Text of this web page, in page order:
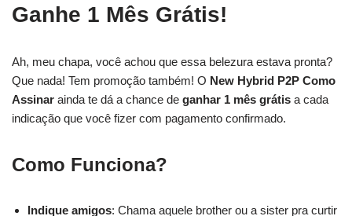
Ganhe 1 Mês Grátis!
Ah, meu chapa, você achou que essa belezura estava pronta?
Que nada! Tem promoção também! O New Hybrid P2P Como
Assinar ainda te dá a chance de ganhar 1 mês grátis a cada
indicação que você fizer com pagamento confirmado.
Como Funciona?
Indique amigos: Chama aquele brother ou a sister pra curtir